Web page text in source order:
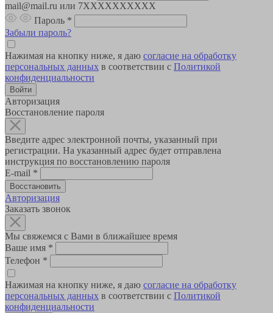
mail@mail.ru или 7XXXXXXXXXX
Пароль *
Забыли пароль?
Нажимая на кнопку ниже, я даю согласие на обработку
персональных данных в соответствии с Политикой
конфиденциальности
Авторизация
Восстановление пароля
Введите адрес электронной почты, указанный при
регистрации. На указанный адрес будет отправлена
инструкция по восстановлению пароля
E-mail *
Авторизация
Заказать звонок
Мы свяжемся с Вами в ближайшее время
Ваше имя *
Телефон *
Нажимая на кнопку ниже, я даю согласие на обработку
персональных данных в соответствии с Политикой
конфиденциальности